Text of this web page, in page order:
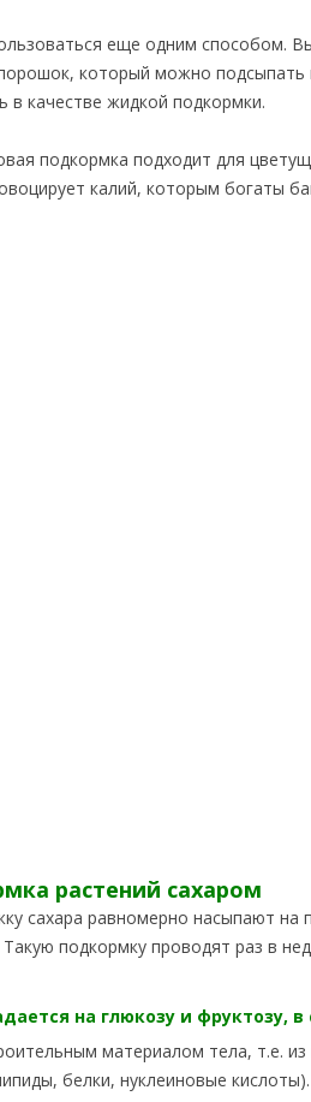
еще одним способом.
который можно подсыпать
в качестве жидкой подкормки.
подкормка подходит для
калий, которым богаты
растений сахаром
сахара равномерно насыпают на
подкормку проводят раз в
на глюкозу и фруктозу,
материалом тела, т.е.
белки, нуклеиновые кислоты).